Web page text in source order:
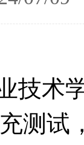
术学
测试